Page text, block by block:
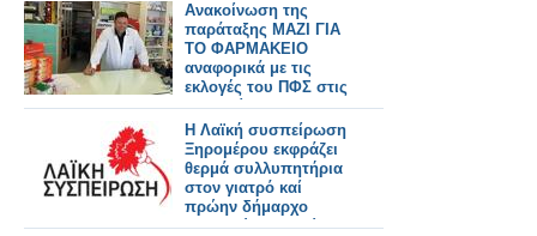
Ανακοίνωση της
παράταξης ΜΑΖΙ ΓΙΑ
ΤΟ ΦΑΡΜΑΚΕΙΟ
αναφορικά με τις
εκλογές του ΠΦΣ στις
28 Ιουνίου 2026
Η Λαϊκή συσπείρωση
Ξηρομέρου εκφράζει
θερμά συλλυπητήρια
στον γιατρό καί
πρώην δήμαρχο
Αστακού Παναγιώτη